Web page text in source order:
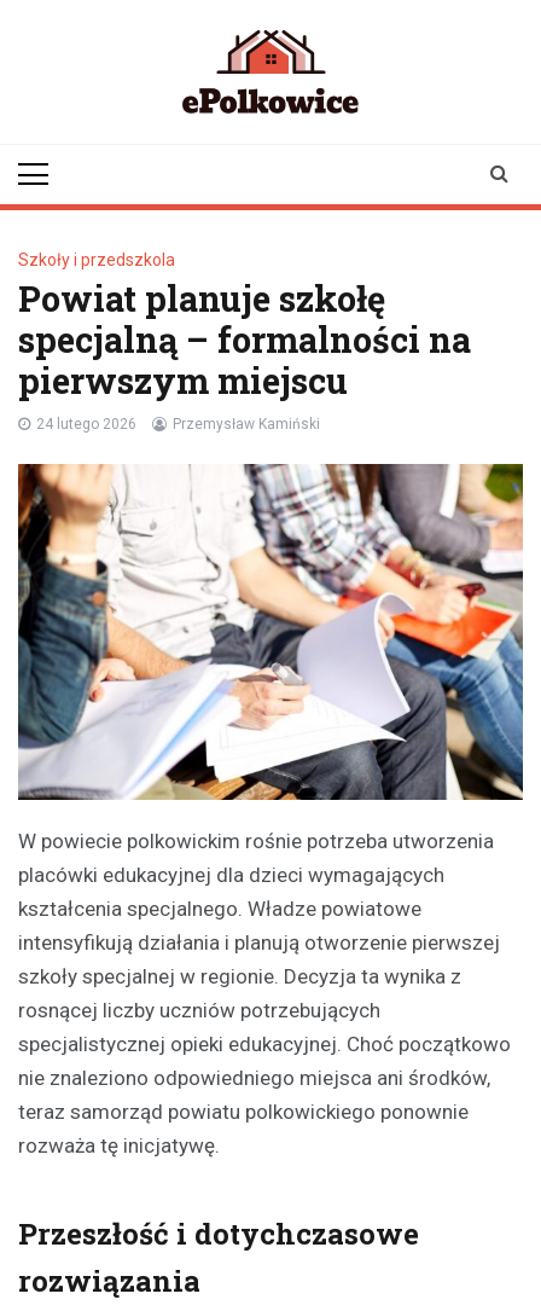
Szkoły i przedszkola
Powiat planuje szkołę
specjalną – formalności na
pierwszym miejscu
24 lutego 2026 Przemysław Kamiński
W powiecie polkowickim rośnie potrzeba utworzenia
placówki edukacyjnej dla dzieci wymagających
kształcenia specjalnego. Władze powiatowe
intensyfikują działania i planują otworzenie pierwszej
szkoły specjalnej w regionie. Decyzja ta wynika z
rosnącej liczby uczniów potrzebujących
specjalistycznej opieki edukacyjnej. Choć początkowo
nie znaleziono odpowiedniego miejsca ani środków,
teraz samorząd powiatu polkowickiego ponownie
rozważa tę inicjatywę.
Przeszłość i dotychczasowe
rozwiązania